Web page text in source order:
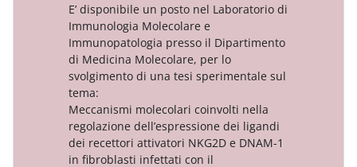
E’ disponibile un posto nel Laboratorio di
Immunologia Molecolare e
Immunopatologia presso il Dipartimento
di Medicina Molecolare, per lo
svolgimento di una tesi sperimentale sul
tema:
Meccanismi molecolari coinvolti nella
regolazione dell’espressione dei ligandi
dei recettori attivatori NKG2D e DNAM-1
in fibroblasti infettati con il